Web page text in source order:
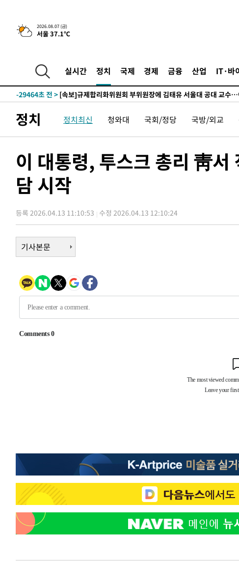
2026.08.07 (금)
서울 37.1℃
실시간 정치 국제 경제 금융 산업 IT·바
-2543초 전 >이란, 호르무즈서 "적국 목표물들"과 대치로 남부 케슘섬에서 두차
례 큰 폭발음
-31598초 전 > [속보]종합특검, '계엄 수용공간 확보' 신용해 前교정본부장 기소
-30442초 전 >
11시간 압수수색에 성접대 파문까지…'쑥대밭' 된 축구협회
-29464초 전 >
병태 후임
-25822초 전 > [속보]국힘 윤리위, '돌려차기 발언' 진종오·서범수 징계 절차
25.3%↑
-18307초 전 > [속보]'채상병 순직 책임' 임성근, 항소심도 징역 3년
-18173초 전 >[속보]종합특검, '관저이전 봐주기 감사' 유병호 구속기소
-14023초 전 >[속보]'300억원대 사기 혐의' 차가원 대표 구속 송치
-13217초 전 >"미 전국적 살모네라 식중독 원인은 멕시코산 할라피뇨"-- CDC
-11730초 전 >[속보]경찰·노동부, HL만도 평택사업장 끼임 사망 관련 압수수색
압수수색
-11366초 전 >[속보]원·달러 환율, 오전 9시 1423.8원
-11148초 전 >
[속보]코스닥, 5.95포인트(0.74%) 상승한 807.62개장
-11116초 전 >[속보]코스피, 6300선 재탈환…1.09% 오른 6365.07 개장
-8281초 전 > 시리아 다마스쿠스 교외에서 미니버스 폭발.. 14명 부상, 3명은 중
-7579초 전 >입추에도 극한더위…서울 낮 39도 '폭염중대경보'
례 큰 폭발음
[속보]규제합리화위원회 부위원장에 김태유 서울대 공대 교수
[속보]국힘 윤리위, '돌려차기 발언' 진종오·서범수 징계 절차
[속보] 7월 중국 수출 23.9%↑ 수입 27.5%↑…무역총액
-13217초 전 >"미 전국적 살모네라 식중독 원인은 멕시코산 할라피뇨"-- CDC
-11730초 전 >
[속보]경찰·노동부, HL만도 평택사업장 끼임 사망 관련 압수수
압수수색
-11366초 전 > [속보]원·달러 환율, 오전 9시 1423.8원
-11162초 전 >[속보]삼성전자·SK하이닉스 동반 강보합…1%대 상승 출발
-11148초 전 >
[속보]코스닥, 5.95포인트(0.74%) 상승한 807.62개장
-11116초 전 >[속보]코스피, 6300선 재탈환…1.09% 오른 6365.07 개장
-7579초 전 >입추에도 극한더위…서울 낮 39도 '폭염중대경보'
정치 정치최신 청와대 국회/정당 국방/외교
이 대통령, 투스크 총리 靑
담 시작
등록 2026.04.13 11:10:53 수정 2026.04.13 12:10:24
기사본문